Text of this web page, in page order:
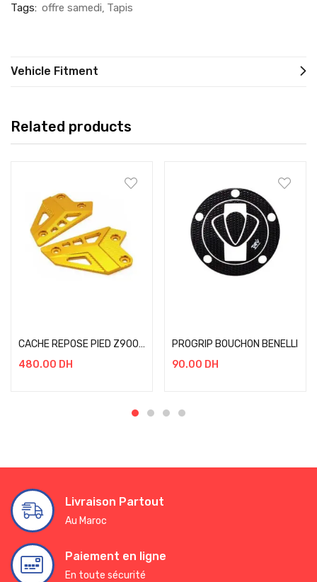
Tags: offre samedi Tapis
Vehicle Fitment
Related products
CACHE REPOSE PIED Z900 GOLD
480.00 DH
PROGRIP BOUCHON BENELLI
90.00 DH
Livraison Partout
Au Maroc
Paiement en ligne
En toute sécurité